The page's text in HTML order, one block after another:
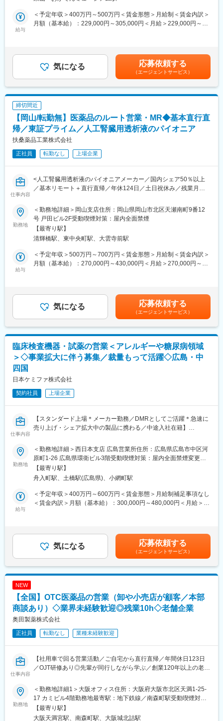
領域を通じ、健康の維持や病気の予防から本格的な治療までを、
トータルにカバーできる製品群を有しております。
バウンド需要の増加を背景にOTC業界は拡大傾向にあります。日
本の国民医療費の負担増加による財政逼迫への対応策の一つとし
て、OTC医薬品によるセルフメディケーションの普及拡大が求め
制度が整っていない新興国を中心に安価なOTC医薬品へのニーズ
が高くあるため、海外市場への積極的な投資も必要となっていま
す。
変更の範囲：会社の定める業務
んのでご安心ください。具体的には以下業務をお任せ致します。
・原料資材、製品等の運搬・実機オペレーション、製造機器稼働
チェック、工程確認、製造設備の洗浄品質管理・製品の充填、梱
※入社後はOJTで仕事を教えていきますので、ご安心くださいま
せ。
中途入社者も在籍しており、すぐに馴染みやすい風土がありま
す。
■当社の特徴：
（1）1883年に水飴製造からスタートした当社は、独創的な研究
や機能性色素の技術をベースに幅広い分野で事業を展開していま
アップを得て、世界へ進出しています。更に今後NAGASEグルー
プ各社とのシナジーを発揮し、環境やエネルギー等の新たな分野
（2）当社を特徴付けている酵素、微生物、糖質、色素に関する技
術の研究開発を一層深化させ、様々な分野でイノベーションを起
こし続けるオンリーワン企業となる事を目指しています。また、
「誠実に正道を歩む」というNAGASEグループの理念の下、世界
事業を展開しています。
給与
＜予定年収＞400万円～500万円＜賃金形態＞月給制＜賃金内訳＞
月額（基本給）：229,000円～305,000円＜月給＞229,000円～
給賃金はあくまでも目安の金額であり、選考を通じて上下する可
能性があります。月給(月額)は固定手当を含めた表記です。
気になる 応募依頼する
（エージェントサービス）
締切間近
【岡山/転勤無】医薬品のルート営業・MR◆基本直行直
帰／東証プライム／人工腎臓用透析液のパイオニア
扶桑薬品工業株式会社
正社員 転勤なし 上場企業
仕事内容
<人工腎臓用透析液のパイオニアメーカー／国内シェア50％以上
／基本リモート＋直行直帰／年休124日／土日祝休み／残業月平
■職務内容：
人工腎臓用透析液などを中心とした、医薬品メーカーである当社
での営業職をお任せします。総合病院の腎臓内科、泌尿器系内科
や個人病院、血液透析室、ICU等を対象に医薬品情報を提供し、
導入を勧めます。医師や臨床工学技士・看護師と信頼を築きなが
ら、製品の特徴をアピールしていただきます。
す。
※担当エリア：岡山県/愛媛県/高知県/香川県/徳島県
後は拠点にて、先輩上司とのOJTや営業同行を行い営業手法を身
に付けます。本配属後も週1回程度、配属拠点に出社し会議にて情
報共有・ノウハウ共有をしていただきます。
■キャリアパス：
評価する制度を導入しました。ゆくゆくは主任、係長、課長代理
加も可能です。
◎日本で先駆けて透析液の開発業務に着手。現在は人工腎臓用透
析液のパイオニアとして不動の地位を確立しており、50％以上の
シェアを獲得しています。
◎最近ではジェネリック医薬品も扱うなど、変化の激しい医療ニ
◎前立腺疾患治療剤「セルニルトン」など泌尿器科系の医薬品の
販売、自己組織化ペプチドを用いた止血材の開発など、最先端技
当社は国内でいち早く「人工腎臓灌流原液」の販売を開始しまし
た。現在、透析療法は驚異的な発展普及を遂げ、需要も高まって
また当社は、研究開発センターを中心に国内外の大学や研究機関
との強力な連携によりバイオ技術をも駆使した新しい医療ニーズ
勤務地
＜勤務地詳細＞岡山支店住所：岡山県岡山市北区天瀬南町9番12
号 戸田ビル2F受動喫煙対策：屋内全面禁煙
【最寄り駅】
清輝橋駅、東中央町駅、大雲寺前駅
給与
＜予定年収＞500万円～700万円＜賃金形態＞月給制＜賃金内訳＞
月額（基本給）：270,000円～430,000円＜月給＞270,000円～
残業代は時間に応じて別途支給賃金はあくまでも目安の金額であ
り、選考を通じて上下する可能性があります。月給(月額)は固定手
当を含めた表記です。
気になる 応募依頼する
（エージェントサービス）
臨床検査機器・試薬の営業＜アレルギーや糖尿病領域
＞◇事業拡大に伴う募集／裁量もって活躍◇広島・中
四国
日本ケミファ株式会社
契約社員 上場企業
仕事内容
【スタンダード上場＊メーカー勤務／DMRとしてご活躍＊急速に
売り上げ・シェア拡大中の製品に携わる／中途入社在籍】
■職務内容：
大規模病院やクリニックに向けた臨床検査機器の提案営業をお任
せします。
メイン商材は、国内で需要が高まるアレルギー検査に用いられる
自社開発機器・試薬「ドロップスクリーン」です。今回は、業績
拡大に伴う組織強化による募集となります。
・実機によるデモンストレーション、学会展示等による受注拡大
活動
・顧客等からの製品等情報収集や顧客への製品等情報伝達
※病院内の検査室・検査センターが中心となります。
※1人あたり50～100施設程度を担当する想定です。
広島県メインまたは、中四国エリア
＜取り扱い製品例＞
◎アレルギー検査機器・試薬「ドロップスクリーン」
で簡便に実施できる自社製品です。患者様への負担も軽く、外注
検査から院内検査へのシフトチェンジできる、非常に提案価値の
高い商材です。
勤務地
＜勤務地詳細＞西日本支店 広島営業所住所：広島県広島市中区河
原町1-26 広島県環衛ビル3階受動喫煙対策：屋内全面禁煙変更の
範囲：会社の定める事業所
【最寄り駅】
舟入町駅、土橋駅(広島県)、小網町駅
給与
＜予定年収＞400万円～600万円＜賃金形態＞月給制補足事項なし
＜賃金内訳＞月額（基本給）：300,000円～480,000円＜月給＞
る可能性があります。月給(月額)は固定手当を含めた表記です。
気になる 応募依頼する
（エージェントサービス）
NEW
【全国】OTC医薬品の営業（卸や小売店が顧客／本部
商談あり）◇業界未経験歓迎◎残業10h◇老舗企業
奥田製薬株式会社
正社員 転勤なし 業種未経験歓迎
仕事内容
【社用車で回る営業活動／ご自宅から直行直帰／年間休日123日
／OJT研修あり◎先輩が同行しながら学ぶ／創業120年以上の老舗
■業務内容：
医薬品卸やドラッグストア本部に対し、OTC医薬品の新商品提案
や販売促進施策の企画・提案営業をお任せします。
勤務地
＜勤務地詳細1＞大阪オフィス住所：大阪府大阪市北区天満1-25-
17 カミビル4階勤務地最寄駅：地下鉄線／南森町駅受動喫煙対
策：敷地内全面禁煙＜勤務地詳細2＞全国住所：自宅から直行直帰
です 受動喫煙対策：屋内全面禁煙変更の範囲：無
【最寄り駅】
大阪天満宮駅、南森町駅、大阪城北詰駅